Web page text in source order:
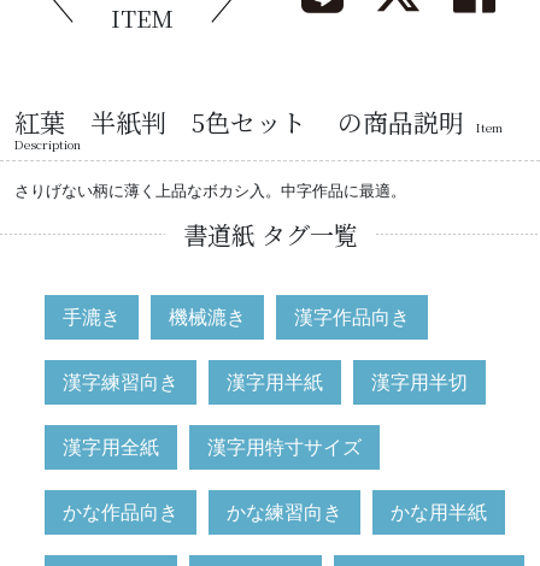
ITEM
紅葉 半紙判 5色セット の商品説明
Item
Description
さりげない柄に薄く上品なボカシ入。中字作品に最適。
書道紙 タグ一覧
手漉き 機械漉き 漢字作品向き
漢字練習向き 漢字用半紙 漢字用半切
漢字用全紙 漢字用特寸サイズ
かな作品向き かな練習向き かな用半紙